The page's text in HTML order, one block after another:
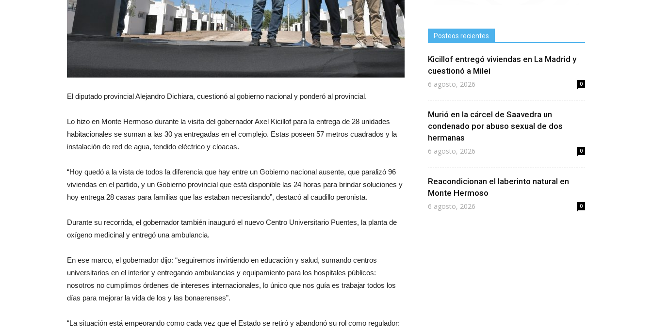
El diputado provincial Alejandro Dichiara, cuestionó al gobierno nacional y ponderó al provincial.
Lo hizo en Monte Hermoso durante la visita del gobernador Axel Kicillof para la entrega de 28 unidades
habitacionales se suman a las 30 ya entregadas en el complejo. Estas poseen 57 metros cuadrados y la
instalación de red de agua, tendido eléctrico y cloacas.
“Hoy quedó a la vista de todos la diferencia que hay entre un Gobierno nacional ausente, que paralizó 96
viviendas en el partido, y un Gobierno provincial que está disponible las 24 horas para brindar soluciones y
hoy entrega 28 casas para familias que las estaban necesitando”, destacó al caudillo peronista.
Durante su recorrida, el gobernador también inauguró el nuevo Centro Universitario Puentes, la planta de
oxígeno medicinal y entregó una ambulancia.
En ese marco, el gobernador dijo: “seguiremos invirtiendo en educación y salud, sumando centros
universitarios en el interior y entregando ambulancias y equipamiento para los hospitales públicos:
nosotros no cumplimos órdenes de intereses internacionales, lo único que nos guía es trabajar todos los
días para mejorar la vida de los y las bonaerenses”.
“La situación está empeorando como cada vez que el Estado se retiró y abandonó su rol como regulador:
Posteos recientes
Kicillof entregó viviendas en La Madrid y
cuestionó a Milei
6 agosto, 2026 0
Murió en la cárcel de Saavedra un
condenado por abuso sexual de dos
hermanas
6 agosto, 2026 0
Reacondicionan el laberinto natural en
Monte Hermoso
6 agosto, 2026 0